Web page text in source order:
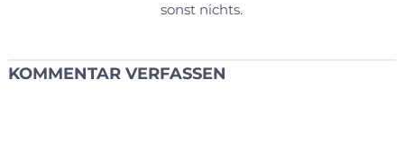
sonst nichts.
KOMMENTAR VERFASSEN